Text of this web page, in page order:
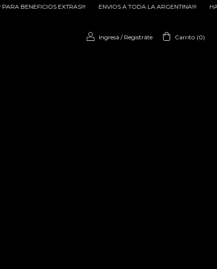
ENVIOS A TODA LA ARGENTINA!!! HABLANOS POR
Ingresá / Registráte Carrito (0)